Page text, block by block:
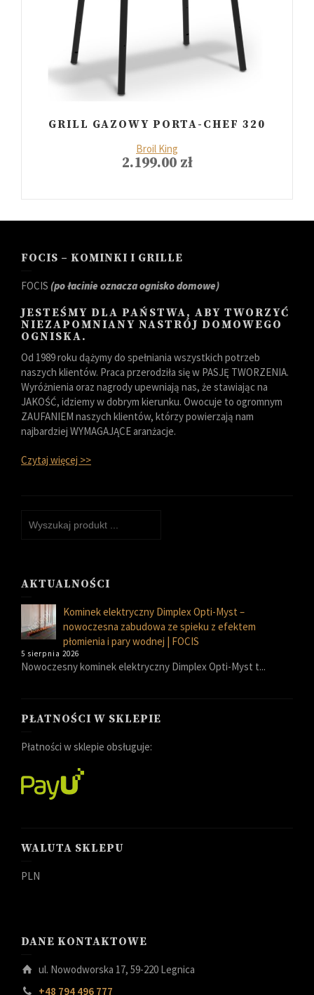
GRILL GAZOWY PORTA-CHEF 320
Broil King
2.199.00 zł
FOCIS – KOMINKI I GRILLE
FOCIS (po łacinie oznacza ognisko domowe)
JESTEŚMY DLA PAŃSTWA, ABY TWORZYĆ
NIEZAPOMNIANY NASTRÓJ DOMOWEGO
OGNISKA.
Od 1989 roku dążymy do spełniania wszystkich potrzeb
naszych klientów. Praca przerodziła się w PASJĘ TWORZENIA.
Wyróżnienia oraz nagrody upewniają nas, że stawiając na
JAKOŚĆ, idziemy w dobrym kierunku. Owocuje to ogromnym
ZAUFANIEM naszych klientów, którzy powierzają nam
najbardziej WYMAGAJĄCE aranżacje.
Czytaj więcej >>
AKTUALNOŚCI
Kominek elektryczny Dimplex Opti-Myst –
nowoczesna zabudowa ze spieku z efektem
płomienia i pary wodnej | FOCIS
5 sierpnia 2026
Nowoczesny kominek elektryczny Dimplex Opti-Myst t...
PŁATNOŚCI W SKLEPIE
Płatności w sklepie obsługuje:
WALUTA SKLEPU
PLN
DANE KONTAKTOWE
ul. Nowodworska 17, 59-220 Legnica
+48 794 496 777